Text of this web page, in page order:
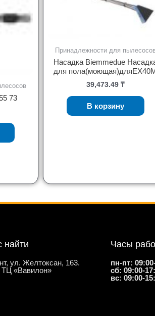
73
Принадлежности для
Насадка Biemmedue
для
39,473.49₸
В корзину
найти
ул. Желтоксан, 163.
«Вавилон»
Часы
пн-пт:
сб: 09:00-
вс: 09:00-